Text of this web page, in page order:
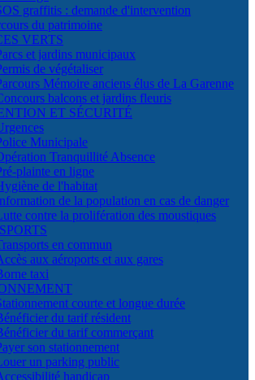
graffitis : demande d'intervention
du patrimoine
VERTS
et jardins municipaux
de végétaliser
Mémoire anciens élus de La Garenne
balcons et jardins fleuris
ET SÉCURITÉ
Municipale
Tranquillité Absence
plainte en ligne
de l'habitat
de la population en cas de danger
contre la prolifération des moustiques
en commun
aux aéroports et aux gares
taxi
courte et longue durée
du tarif résident
du tarif commerçant
son stationnement
un parking public
handicap